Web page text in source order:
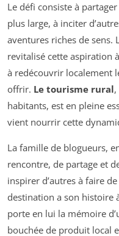
Le défi consiste à
plus large, à inciter
aventures riches de sens.
revitalisé cette aspiration
à redécouvrir localement
offrir. Le tourisme rural
habitants, est en pleine
vient nourrir cette
La famille de blogueurs,
rencontre, de partage et
inspirer d’autres à faire
destination a son histoire
porte en lui la mémoire
bouchée de produit local